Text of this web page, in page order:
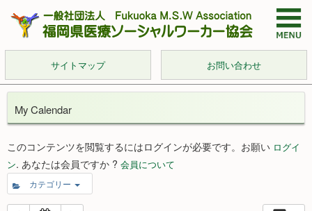
サイトマップ お問い合わせ
My Calendar
このコンテンツを閲覧するにはログインが必要です。お願い ログイ
ン. あなたは会員ですか ? 会員について
カテゴリー